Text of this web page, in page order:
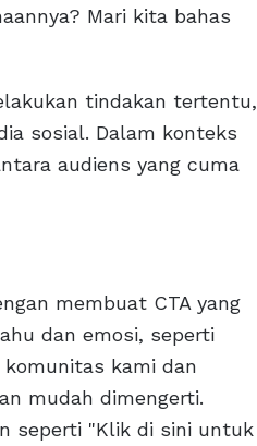
Mari kita bahas
tindakan tertentu,
sosial. Dalam konteks
audiens yang cuma
membuat CTA yang
dan emosi, seperti
kami dan
mudah dimengerti.
seperti "Klik di sini untuk